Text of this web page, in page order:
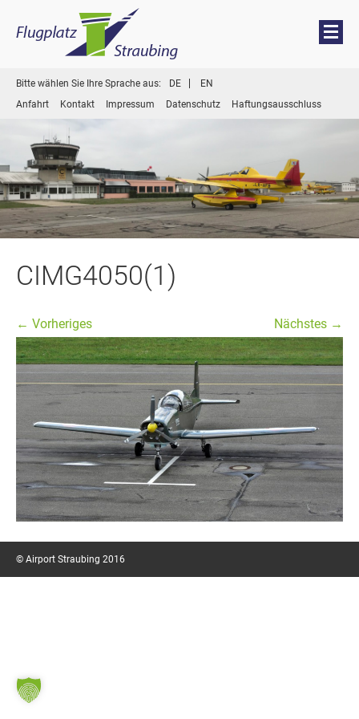
Menü
Inhalt
springen
Bitte wählen Sie Ihre Sprache aus: DE
EN
Anfahrt
Kontakt Impressum Datenschutz Haftungsausschluss
CIMG4050(1)
← Vorheriges Nächstes →
© Airport Straubing 2016